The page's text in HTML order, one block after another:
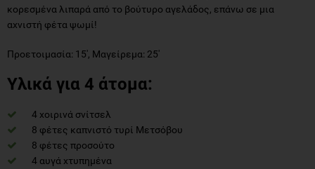
κορεσμένα λιπαρά από το βούτυρο αγελάδος, επάνω σε μια
αχνιστή φέτα ψωμί!
Προετοιμασία: 15', Μαγείρεμα: 25'
Υλικά για 4 άτομα:
4 χοιρινά σνίτσελ
8 φέτες καπνιστό τυρί Μετσόβου
8 φέτες προσούτο
4 αυγά χτυπημένα